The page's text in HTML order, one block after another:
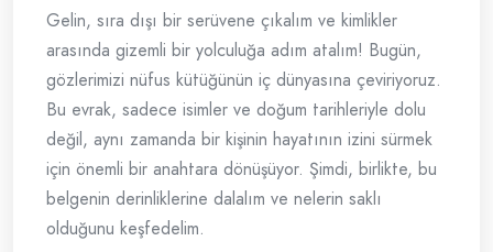
Gelin, sıra dışı bir serüvene çıkalım ve kimlikler
arasında gizemli bir yolculuğa adım atalım! Bugün,
gözlerimizi nüfus kütüğünün iç dünyasına çeviriyoruz.
Bu evrak, sadece isimler ve doğum tarihleriyle dolu
değil, aynı zamanda bir kişinin hayatının izini sürmek
için önemli bir anahtara dönüşüyor. Şimdi, birlikte, bu
belgenin derinliklerine dalalım ve nelerin saklı
olduğunu keşfedelim.